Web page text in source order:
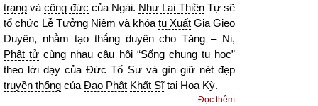
trạng vàcông đức của Ngài. Như Lai ThiềnTự sẽ
tổ chức Lễ Tưởng Niệm và khóa tu Xuất Gia Gieo
Duyên, nhằm tạo thắng duyêncho Tăng – Ni,
Phật tử cùng nhau câu hội “Sống chung tu học”
theo lời dạy của ĐứcTổ Sưvà gìn giữnét đẹp
truyền thống của Đạo Phật Khất Sĩtại Hoa Kỳ.
Đọc thêm